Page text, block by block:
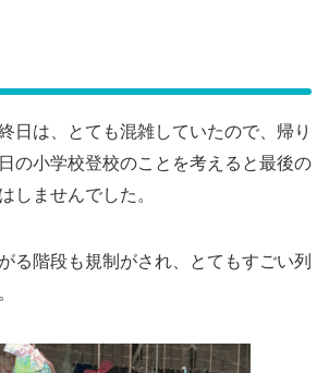
日は、とても混雑していたので、帰り
の小学校登校のことを考えると最後の
しませんでした。
る階段も規制がされ、とてもすごい列